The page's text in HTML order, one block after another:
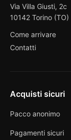
Via Villa Giusti, 2c
10142 Torino (TO)
Come arrivare
Contatti
Acquisti sicuri
Pacco anonimo
Pagamenti sicuri